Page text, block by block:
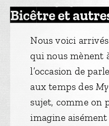
Bicêtre et
Nous voici
qui nous mènent
l’occasion de
aux temps des
sujet, comme on
imagine aisément